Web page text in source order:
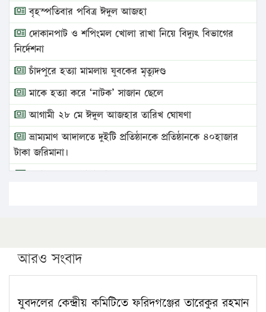
বৃহস্পতিবার পবিত্র ঈদুল আজহা
দোকানপাট ও শপিংমল খোলা রাখা নিয়ে বিদ্যুৎ বিভাগের
নির্দেশনা
চাঁদপুরে হত্যা মামলায় যুবকের মৃত্যুদণ্ড
মাকে হত্যা করে ‘নাটক’ সাজান ছেলে
আগামী ২৮ মে ঈদুল আজহার তারিখ ঘোষণা
ভ্রাম্যমাণ আদালতে দুইটি প্রতিষ্ঠানকে প্রতিষ্ঠানকে ৪০হাজার
টাকা জরিমানা।
এবার লঞ্চের ভাড়া বাড়ল
পিএইচডি করছেন কুয়েটের কৃতি…
সারা দেশে বজ্রাঘাতে ১৪ জনের প্রাণহানি
কঠোর হচ্ছে এসএসসি ও এইচএসসি পরীক্ষা
আরও সংবাদ
যুবদলের কেন্দ্রীয় কমিটিতে ফরিদগঞ্জের তারেকুর রহমান